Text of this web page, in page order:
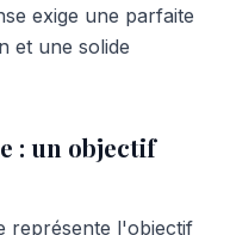
exige une parfaite
et une solide
: un objectif
représente l'objectif